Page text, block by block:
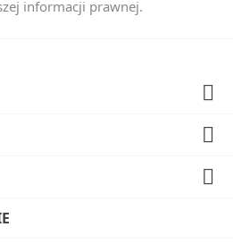
informacji prawnej.


